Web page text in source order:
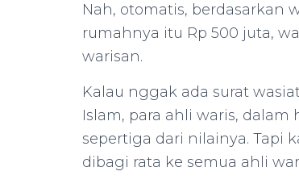
Nah, otomatis, berdasarkan
rumahnya itu Rp 500 juta,
warisan.
Kalau nggak ada surat
Islam, para ahli waris,
sepertiga dari nilainya. Tapi
dibagi rata ke semua ahli